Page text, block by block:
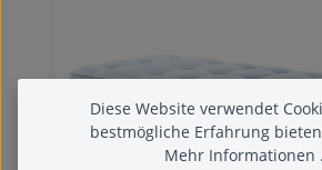
Diese Website verwendet
bestmögliche Erfahrung
Mehr Informationen